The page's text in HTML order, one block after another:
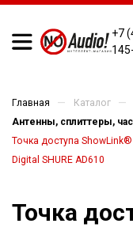
+7
Главная — Каталог —
Антенны, сплиттеры,
Точка доступа
Digital SHURE AD610
Точка